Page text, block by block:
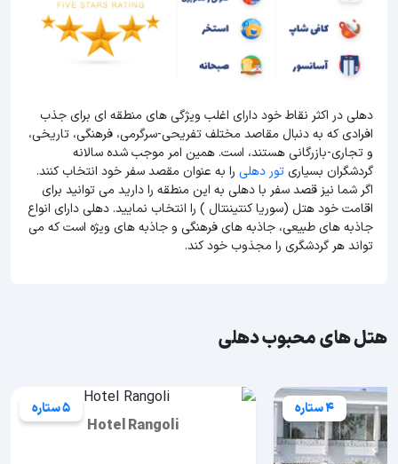
دهلی در اکثر نقاط خود دارای اغلب ویژگی های منطقه ای برای جذب
افرادی که به دنبال مقاصد مختلف تفریحی-سرگرمی، فرهنگی، تاریخی،
و تجاری-بازرگانی هستند، است. همین امر موجب شده سالانه
گردشگران بسیاریتور دهلی را به عنوان مقصد سفر خود انتخاب کنند.
اگر شما نیز قصد سفر با دهلی به این منطقه را دارید می توانید برای
اقامت خود هتل (سوریا کنتیننتال ) را انتخاب نمایید. دهلی دارای انواع
جاذبه های طبیعی، جاذبه های فرهنگی و جاذبه های ویژه است که می
تواند هر گردشگری را مجذوب خود کند.
هتل های محبوب دهلی
4 ستاره 5 ستاره
Hotel Rangoli